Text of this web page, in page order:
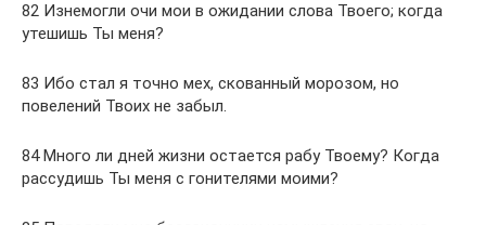
82 Изнемогли очи мои в ожидании слова Твоего; когда
утешишь Ты меня?
83 Ибо стал я точно мех, скованный морозом, но
повелений Твоих не забыл.
84 Много ли дней жизни остается рабу Твоему? Когда
рассудишь Ты меня с гонителями моими?